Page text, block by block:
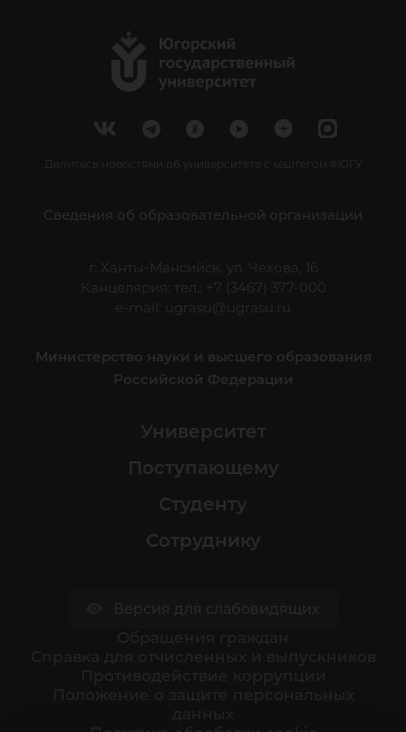
Делитесь новостями об университете с хештегом #ЮГУ
Сведения об образовательной организации
г. Ханты-Мансийск, ул. Чехова, 16
Канцелярия: тел.: +7 (3467) 377-000
e-mail:
ugrasu@ugrasu.ru
Министерство науки и высшего образования
Российской Федерации
Университет
Поступающему
Студенту
Сотруднику